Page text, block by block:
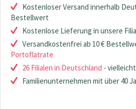
Kostenloser Versand innerhalb
Bestellwert
Kostenlose Lieferung in unsere
Versandkostenfrei ab 10 €
Portoflatrate
26 Filialen in Deutschland -
Familienunternehmen mit über 40